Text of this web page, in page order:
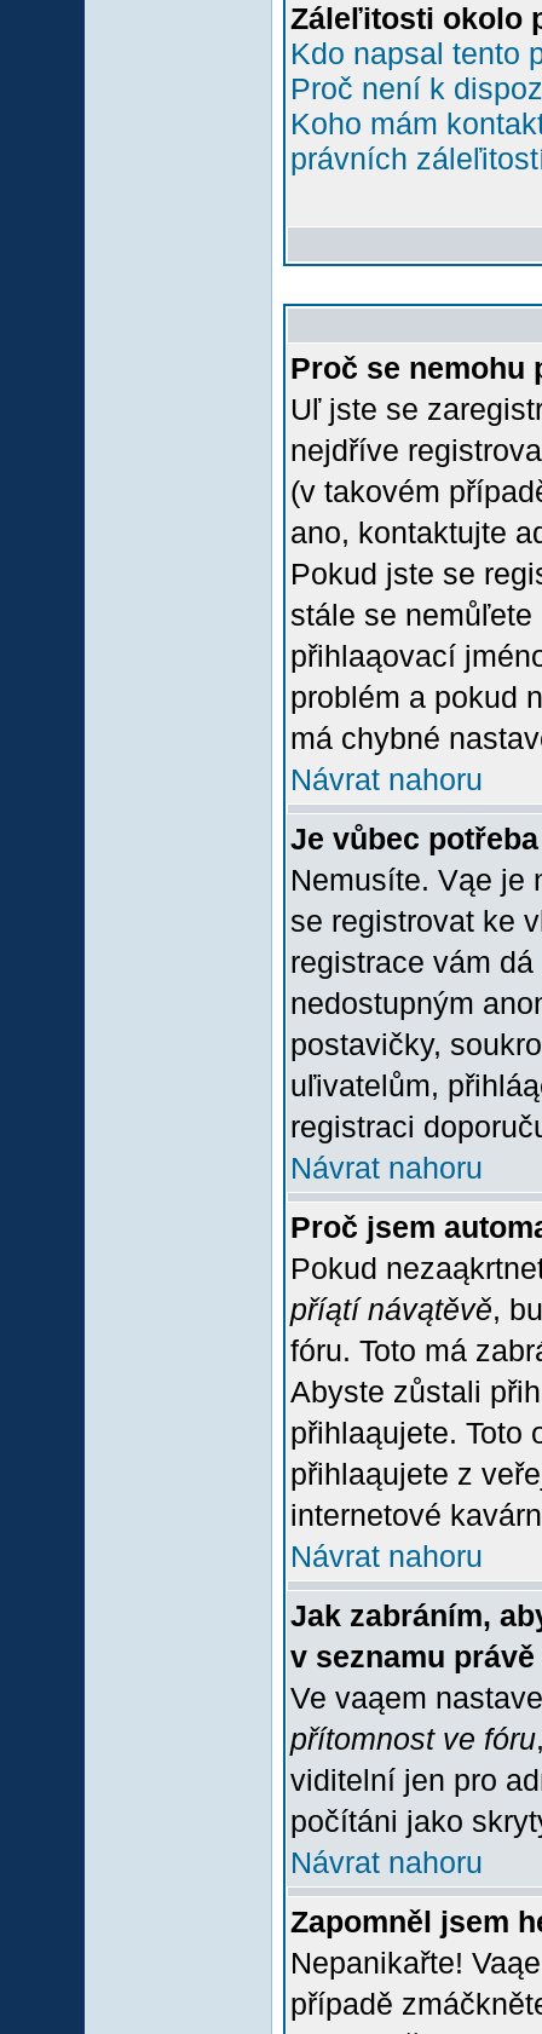
Záleľitosti okolo
Kdo napsal tento
Proč není k
Koho mám
právních
Proč se nemohu
Uľ jste se
nejdříve
(v takovém
ano, kontaktujte
Pokud jste se
stále se
přihlaąovací
problém a pokud
má chybné
Návrat nahoru
Je vůbec
Nemusíte. Vąe je
se registrovat ke
registrace vám
nedostupným
postavičky,
uľivatelům,
registraci
Návrat nahoru
Proč jsem
Pokud
příątí návątěvě,
fóru. Toto má
Abyste zůstali
přihlaąujete. Toto
přihlaąujete z
internetové
Návrat nahoru
Jak zabráním,
v seznamu
Ve vaąem
přítomnost ve fóru
viditelní jen pro
počítáni jako
Návrat nahoru
Zapomněl jsem
Nepanikařte!
případě